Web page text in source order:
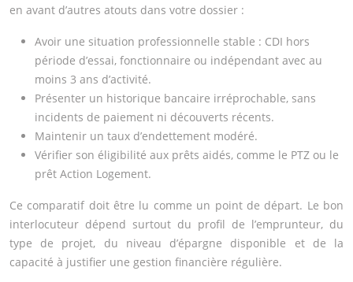
en avant d’autres atouts dans votre dossier :
Avoir une situation professionnelle stable : CDI hors
période d’essai, fonctionnaire ou indépendant avec au
moins 3 ans d’activité.
Présenter un historique bancaire irréprochable, sans
incidents de paiement ni découverts récents.
Maintenir un taux d’endettement modéré.
Vérifier son éligibilité aux prêts aidés, comme le PTZ ou le
prêt Action Logement.
Ce comparatif doit être lu comme un point de départ. Le bon
interlocuteur dépend surtout du profil de l’emprunteur, du
type de projet, du niveau d’épargne disponible et de la
capacité à justifier une gestion financière régulière.